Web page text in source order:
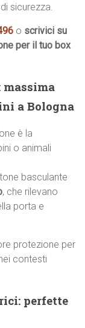
sicurezza.
o scrivici su
per il tuo box
a Bologna
è la
o animali
basculante
, che rilevano
porta e
protezione per
contesti
perfette